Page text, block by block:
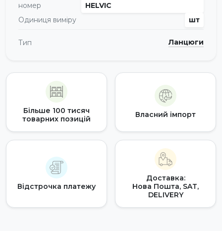
номер
HELVIC
Одиниця виміру
шт
Тип Ланцюги
Більше 100 тисяч
товарних позицій
Власний імпорт
Відстрочка платежу
Доставка:
Нова Пошта, SAT,
DELIVERY